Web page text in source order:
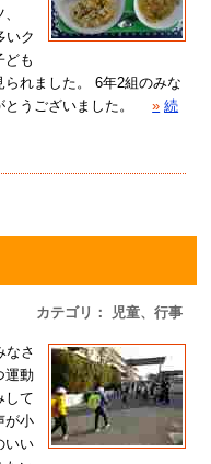
いク
ども
れました。 6年2組のみな
うございました。
» 続
カテゴリ： 児童、行事
なさ
運動
して
が小
いい